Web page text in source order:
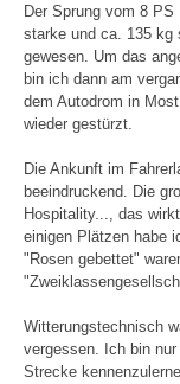
Der Sprung vom 8
starke und ca. 135 kg
gewesen. Um das
bin ich dann am
dem Autodrom in
wieder gestürzt.
Die Ankunft im
beeindruckend. Die
Hospitality..., das
einigen Plätzen habe
"Rosen gebettet"
Witterungstechnisch
vergessen. Ich bin
Strecke